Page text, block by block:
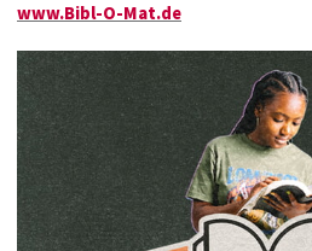
www.Bibl-O-Mat.de